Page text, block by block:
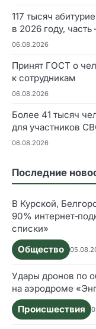
117 тысяч
в 2026 году,
06.08.2026
Принят ГОСТ о
к сотрудникам
06.08.2026
Более 41 тысяч
для участников
06.08.2026
Последние
В Курской,
90%
списки»
Общество
Удары дронов по
на аэродроме
Происшествия